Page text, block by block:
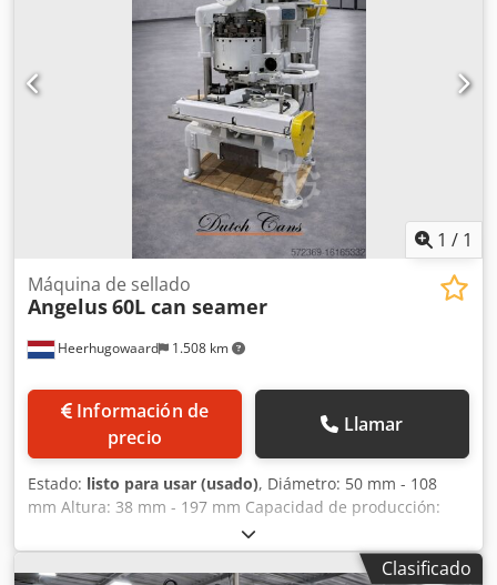
perfectamente, aunque la barra de cuchillas del
dispensador de tapas podría necesitar ser reemplazada en
algún momento.
1 / 1
Heerhugowaard 1.508 km
Máquina de sellado
Angelus60L can seamer
Información de
precio
Llamar
Estado: listo para usar (usado), Diámetro: 50 mm - 108
mm Altura: 38 mm - 197 mm Capacidad de producción:
hasta 500 c.p.m. Número de cabezales: 6 Dodpetqmryofx
Aldswa
Clasificado